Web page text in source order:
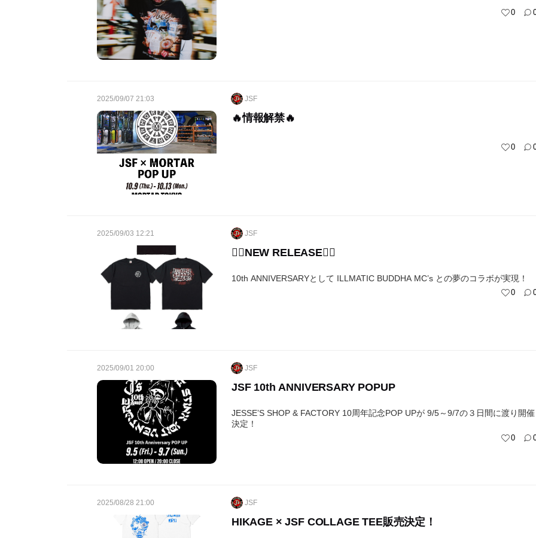
0
2025/09/07 21:03 JSF
🔥情報解禁🔥
0
2025/09/03 12:21 JSF
❤️‍🔥NEW RELEASE❤️‍🔥
10th ANNIVERSARYとして ILLMATIC BUDDHA MC’s との夢のコラボが実現！
0
2025/09/01 20:00 JSF
JSF 10th ANNIVERSARY POPUP
JESSE’S SHOP & FACTORY 10周年記念POP UPが 9/5～9/7の３日間に渡り開催
決定！
0
2025/08/28 21:00 JSF
HIKAGE × JSF COLLAGE TEE販売決定！